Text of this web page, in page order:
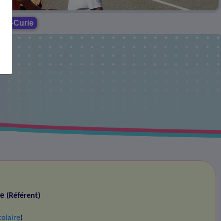
Curie
(Référent)
)